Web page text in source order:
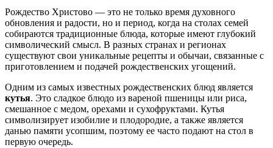
Рождество Христово — это не только время духовного
обновления и радости, но и период, когда на столах семей
собираются традиционные блюда, которые имеют глубокий
символический смысл. В разных странах и регионах
существуют свои уникальные рецепты и обычаи, связанные с
приготовлением и подачей рождественских угощений.
Одним из самых известных рождественских блюд является
кутья. Это сладкое блюдо из вареной пшеницы или риса,
смешанное с медом, орехами и сухофруктами. Кутья
символизирует изобилие и плодородие, а также является
данью памяти усопшим, поэтому ее часто подают на стол в
первую очередь.